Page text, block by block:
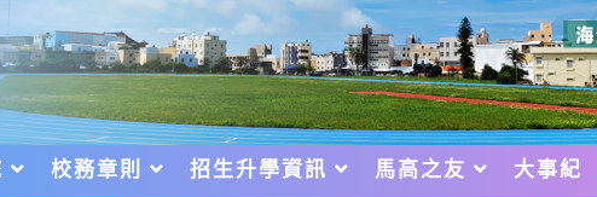
校務章則 招生升學資訊 馬高之友 大事紀